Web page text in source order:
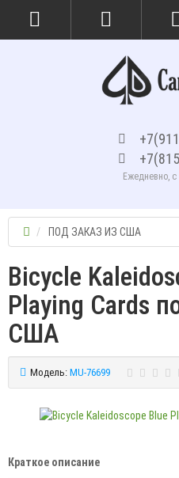
Ежедневно,
ПОД ЗАКАЗ ИЗ США
Bicycle
Playing Cards
США
Модель: MU-76699